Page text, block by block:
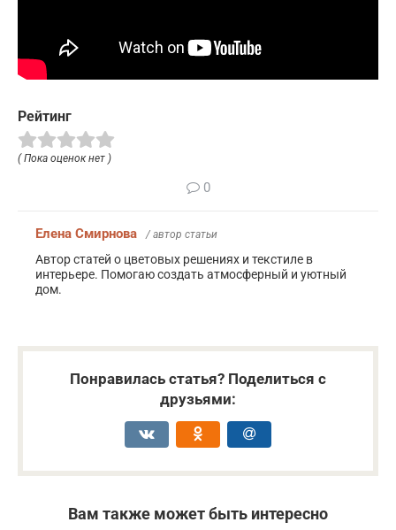
Рейтинг
( Пока оценок нет )
0
Елена Смирнова / автор статьи
Автор статей о цветовых решениях и текстиле в
интерьере. Помогаю создать атмосферный и уютный
дом.
Понравилась статья? Поделиться с
друзьями:
Вам также может быть интересно